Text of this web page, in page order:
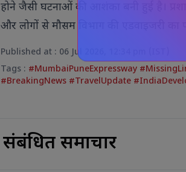
होने जैसी घटनाओं की आशंका बनी हुई है।
और लोगों से मौसम विभाग की एडवाइजरी का
Published at : 06 Jul 2026, 12:34 pm (IST)
Tags : #MumbaiPuneExpressway
#BreakingNews #TravelUpdate
संबंधित समाचार